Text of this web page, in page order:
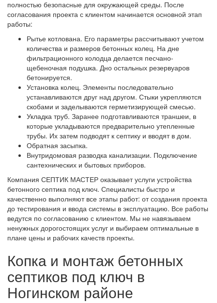
полностью безопасные для окружающей среды. После
согласования проекта с клиентом начинается основной этап
работы:
Рытье котлована. Его параметры рассчитывают учетом
количества и размеров бетонных колец. На дне
фильтрационного колодца делается песчано-
щебеночная подушка. Дно остальных резервуаров
бетонируется.
Установка колец. Элементы последовательно
устанавливаются друг над другом. Стыки укрепляются
скобами и заделываются герметизирующей смесью.
Укладка труб. Заранее подготавливаются траншеи, в
которые укладываются предварительно утепленные
трубы. Их затем подводят к септику и вводят в дом.
Обратная засыпка.
Внутридомовая разводка канализации. Подключение
сантехнических и бытовых приборов.
Компания СЕПТИК МАСТЕР оказывает услуги устройства
бетонного септика под ключ. Специалисты быстро и
качественно выполняют все этапы работ: от создания проекта
до тестирования и ввода системы в эксплуатацию. Все работы
ведутся по согласованию с клиентом. Мы не навязываем
ненужных дорогостоящих услуг и выбираем оптимальные в
плане цены и рабочих качеств проекты.
Копка и монтаж бетонных
септиков под ключ в
Ногинском районе